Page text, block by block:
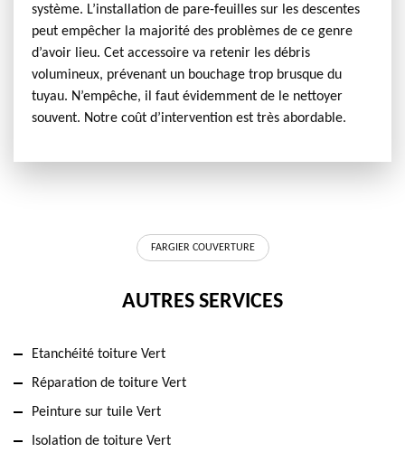
système. L’installation de pare-feuilles sur les descentes
peut empêcher la majorité des problèmes de ce genre
d’avoir lieu. Cet accessoire va retenir les débris
volumineux, prévenant un bouchage trop brusque du
tuyau. N’empêche, il faut évidemment de le nettoyer
souvent. Notre coût d’intervention est très abordable.
FARGIER COUVERTURE
AUTRES SERVICES
Etanchéité toiture Vert
Réparation de toiture Vert
Peinture sur tuile Vert
Isolation de toiture Vert